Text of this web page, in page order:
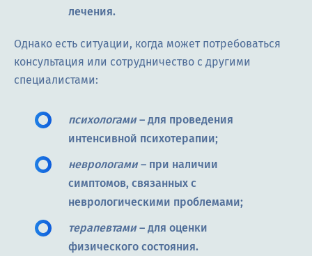
лечения.
Однако есть ситуации, когда может потребоваться
консультация или сотрудничество с другими
специалистами:
психологами– для проведения
интенсивной психотерапии;
неврологами– при наличии
симптомов, связанных с
неврологическими проблемами;
терапевтами– для оценки
физического состояния.